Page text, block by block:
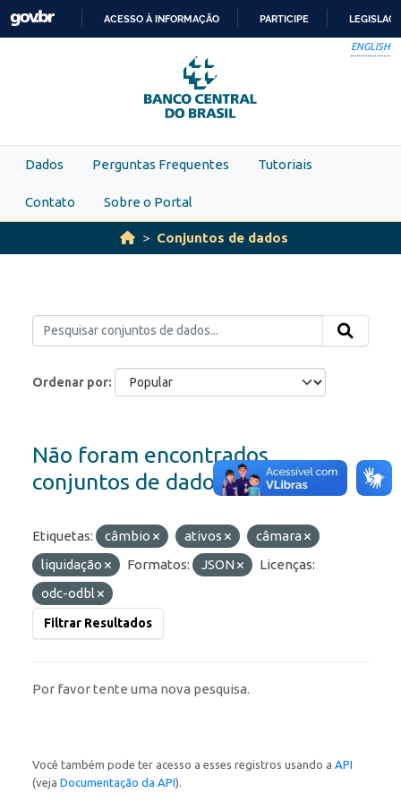
Skip to main content
PARA
O
CONTEÚDO
ACESSO À INFORMAÇÃO PARTICIPE
ENGLISH
Dados Perguntas Frequentes Tutoriais
Contato Sobre o Portal
Conjuntos de dados
Ordenar por
Não foram encontrados
conjuntos de dados
Etiquetas: câmbio ativos
câmara
liquidação
Formatos: JSON
Licenças:
odc-odbl
Filtrar Resultados
Por favor tente uma nova pesquisa.
Você também pode ter acesso a esses registros usando a API
(veja Documentação da API).